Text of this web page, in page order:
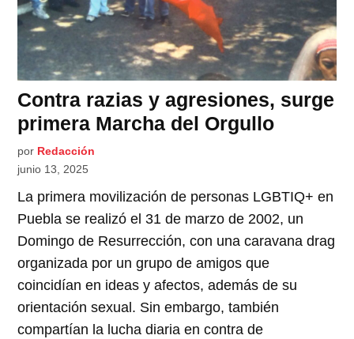
Contra razias y agresiones, surge
primera Marcha del Orgullo
por Redacción
junio 13, 2025
La primera movilización de personas LGBTIQ+ en
Puebla se realizó el 31 de marzo de 2002, un
Domingo de Resurrección, con una caravana drag
organizada por un grupo de amigos que
coincidían en ideas y afectos, además de su
orientación sexual. Sin embargo, también
compartían la lucha diaria en contra de